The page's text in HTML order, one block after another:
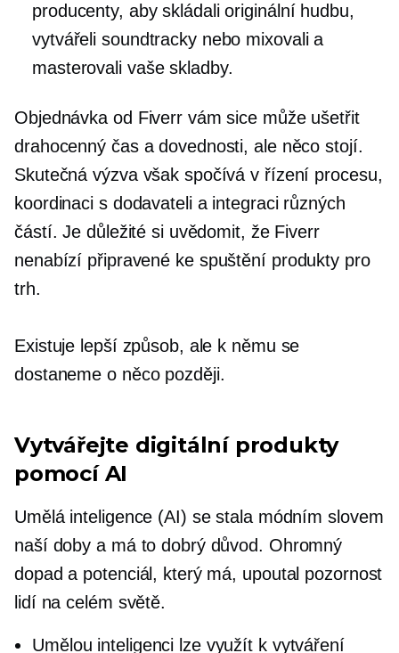
producenty, aby skládali originální hudbu,
vytvářeli soundtracky nebo mixovali a
masterovali vaše skladby.
Objednávka od Fiverr vám sice může ušetřit
drahocenný čas a dovednosti, ale něco stojí.
Skutečná výzva však spočívá v řízení procesu,
koordinaci s dodavateli a integraci různých
částí. Je důležité si uvědomit, že Fiverr
nenabízí připravené ke spuštěníprodukty pro
trh.
Existuje lepší způsob, ale k němu se
dostaneme o něco později.
Vytvářejte digitální produkty
pomocí AI
Umělá inteligence (AI) se stala módním slovem
naší doby a má to dobrý důvod. Ohromný
dopad a potenciál, který má, upoutal pozornost
lidí na celém světě.
Umělou inteligenci lze využít k vytváření